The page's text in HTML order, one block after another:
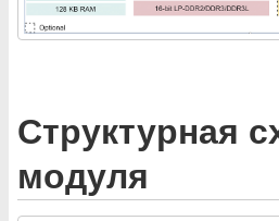
Структурная
модуля